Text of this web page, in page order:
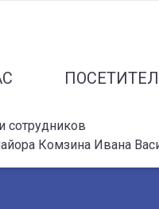
сотрудников
Комзина Ивана